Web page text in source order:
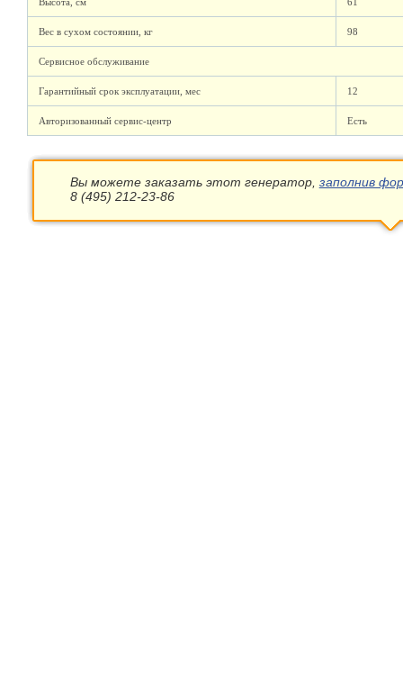
Вес в сухом состоянии, кг 98
Сервисное обслуживание
Гарантийный срок эксплуатации, мес 12
Авторизованный сервис-центр Есть
Вы можете заказать этот генератор, заполнив
8 (495) 212-23-86